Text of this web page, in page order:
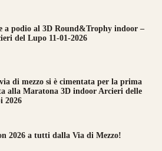
a podio al 3D Round&Trophy indoor –
del Lupo 11-01-2026
di mezzo si è cimentata per la prima
alla Maratona 3D indoor Arcieri delle
2026
2026 a tutti dalla Via di Mezzo!